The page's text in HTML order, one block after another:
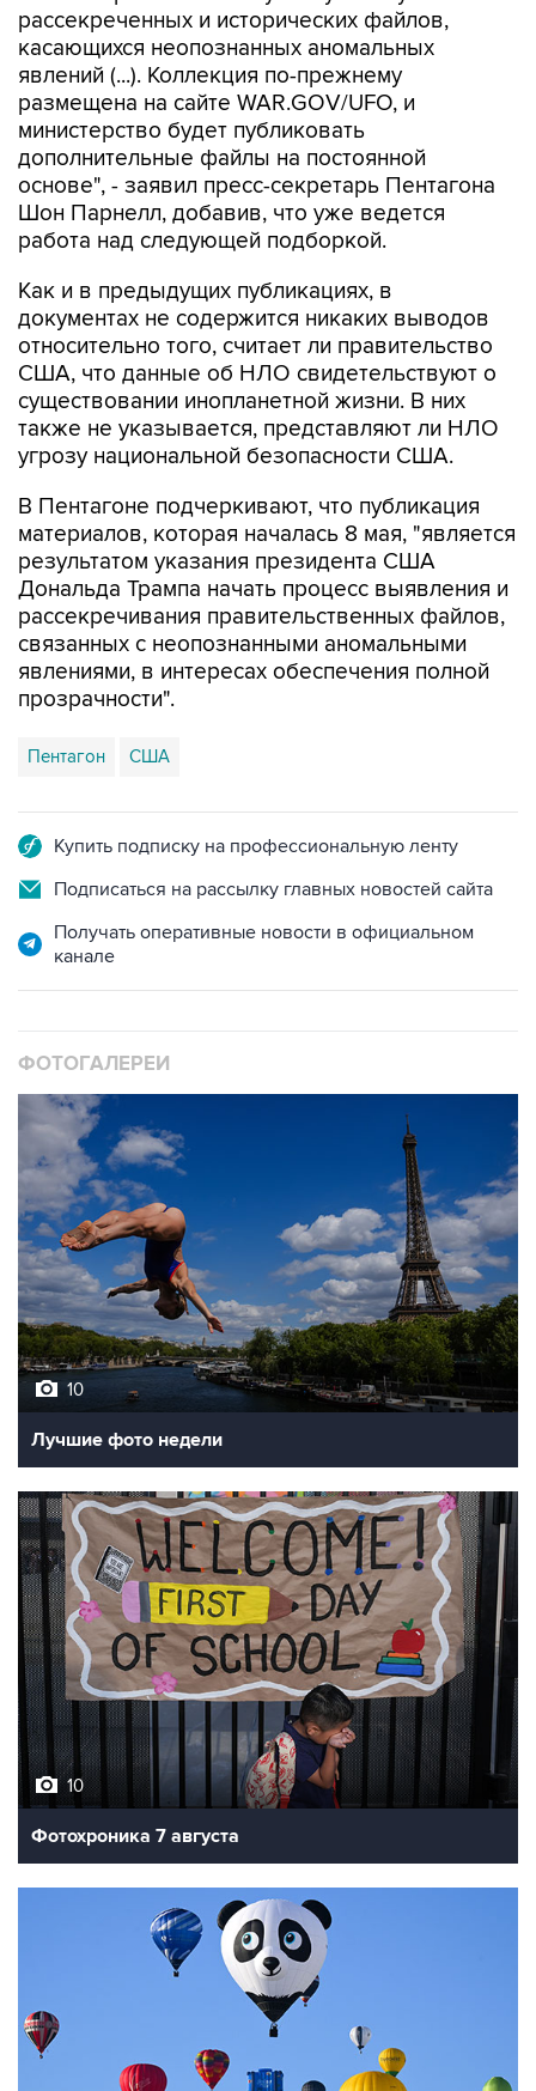
рассекреченных и исторических файлов,
касающихся неопознанных аномальных
явлений (...). Коллекция по-прежнему
размещена на сайте WAR.GOV/UFO, и
министерство будет публиковать
дополнительные файлы на постоянной
основе", - заявил пресс-секретарь Пентагона
Шон Парнелл, добавив, что уже ведется
работа над следующей подборкой.
Как и в предыдущих публикациях, в
документах не содержится никаких выводов
относительно того, считает ли правительство
США, что данные об НЛО свидетельствуют о
существовании инопланетной жизни. В них
также не указывается, представляют ли НЛО
угрозу национальной безопасности США.
В Пентагоне подчеркивают, что публикация
материалов, которая началась 8 мая, "является
результатом указания президента США
Дональда Трампа начать процесс выявления и
рассекречивания правительственных файлов,
связанных с неопознанными аномальными
явлениями, в интересах обеспечения полной
прозрачности".
Пентагон США
Купить подписку на профессиональную ленту
Подписаться на рассылку главных новостей сайта
Получать оперативные новости в официальном
канале
ФОТОГАЛЕРЕИ
10
Лучшие фото недели
10
Фотохроника 7 августа